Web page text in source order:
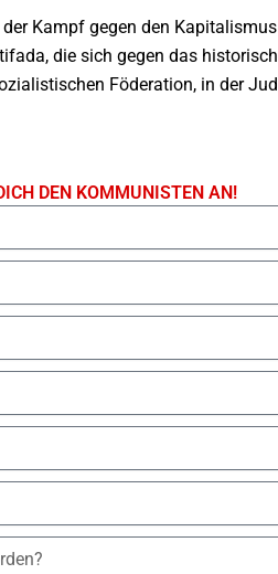
Kampf gegen den
die sich gegen das
Föderation, in der
DEN KOMMUNISTEN AN!